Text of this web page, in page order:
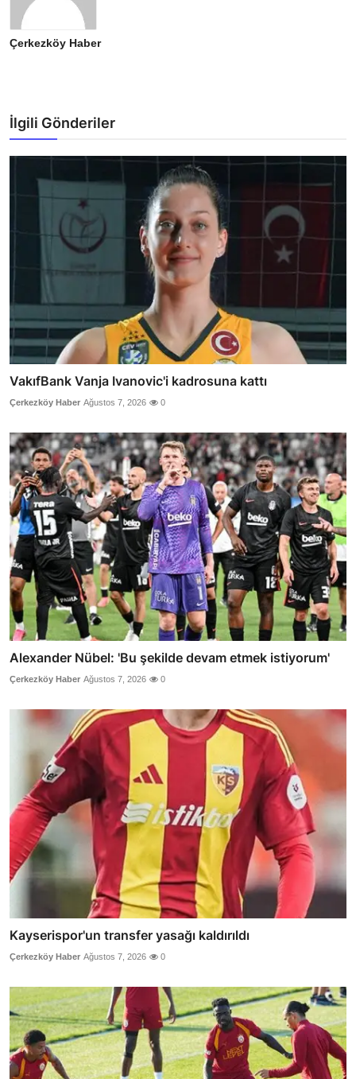
Çerkezköy Haber
İlgili Gönderiler
VakıfBank Vanja Ivanovic'i kadrosuna kattı
Çerkezköy Haber Ağustos 7, 2026 0
Alexander Nübel: 'Bu şekilde devam etmek istiyorum'
Çerkezköy Haber Ağustos 7, 2026 0
Kayserispor'un transfer yasağı kaldırıldı
Çerkezköy Haber Ağustos 7, 2026 0